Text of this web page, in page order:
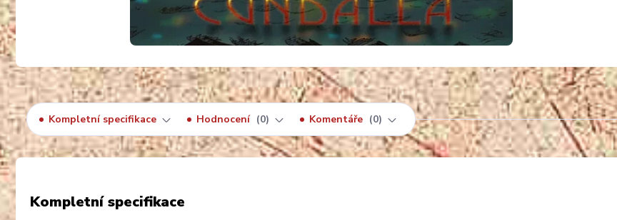
Kompletní specifikace Hodnocení 0 Komentáře 0
Kompletní specifikace